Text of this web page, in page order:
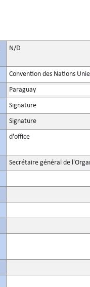
N/D
Convention des Nations
Paraguay
Signature
Signature
d'office
Secrétaire général de